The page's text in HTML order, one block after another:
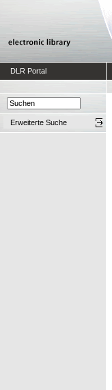
DLR Portal
Erweiterte Suche